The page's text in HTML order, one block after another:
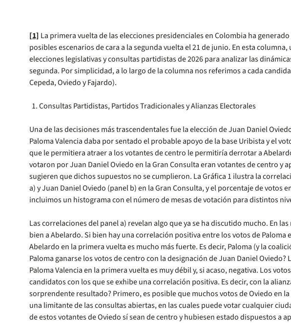
[1] La primera vuelta de las elecciones presidenciales en Colombia ha
posibles escenarios de cara a la segunda vuelta el 21 de junio. En esta
elecciones legislativas y consultas partidistas de 2026 para analizar las
segunda. Por simplicidad, a lo largo de la columna nos referimos a cada
Cepeda, Oviedo y Fajardo).
Consultas Partidistas, Partidos Tradicionales y Alianzas Electorales
Una de las decisiones más trascendentales fue la elección de Juan Daniel
Paloma Valencia daba por sentado el probable apoyo de la base Uribista y el
que le permitiera atraer a los votantes de centro le permitiría derrotar a
votaron por Juan Daniel Oviedo en la Gran Consulta eran votantes de centro
sugieren que dichos supuestos no se cumplieron. La Gráfica 1 ilustra la
a) y Juan Daniel Oviedo (panel b) en la Gran Consulta, y el porcentaje de
incluimos un histograma con el número de mesas de votación para distintos
Las correlaciones del panel a) revelan algo que ya se ha discutido mucho. En
bien a Abelardo. Si bien hay una correlación positiva entre los votos de
Abelardo en la primera vuelta es mucho más fuerte. Es decir, Paloma (y la
Paloma ganarse los votos de centro con la designación de Juan Daniel
Paloma Valencia en la primera vuelta es muy débil y, si acaso, negativa. Los
candidatos con los que se exhibe una correlación positiva. Es decir, con la
sorprendente resultado? Primero, es posible que muchos votos de Oviedo en
una limitante de las consultas abiertas, en las cuales puede votar cualquier
de estos votantes de Oviedo sí sean de centro y hubiesen estado dispuestos a